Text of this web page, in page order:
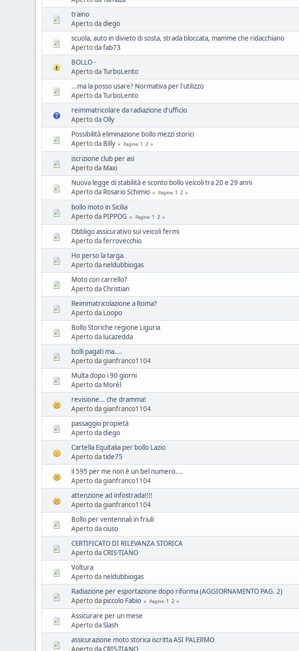
traino
Aperto dadiego
scuola, auto in divieto di sosta, strada bloccata, mamme che ridacchiano
Aperto dafab73
BOLLO -
Aperto daTurboLento
...ma la posso usare? Normativa per l'utilizzo
Aperto daTurboLento
reimmatricolare da radiazione d'ufficio
Aperto daOlly
Possibilità eliminazione bollo mezzi storici
Aperto da Billy Pagine 1 2
iscrizione club per asi
Aperto da Maxi
Nuova legge di stabilità e sconto bollo veicoli tra 20 e 29 anni
Aperto da Rosario Schimio Pagine 1 2
bollo moto in Sicilia
Aperto da PIPPOG Pagine 1 2
Obbligo assicurativo sui veicoli fermi
Aperto daferrovecchio
Ho perso la targa.
Aperto da neldubbiogas
Moto con carrello?
Aperto daChristian
Reimmatricolazione a Roma?
Aperto da Loopo
Bollo Storiche regione Liguria
Aperto da lucazedda
bolli pagati ma....
Aperto da gianfranco1104
Multa dopo i 90 giorni
Aperto da Morèl
revisione... che dramma!
Aperto da gianfranco1104
passaggio propietà
Aperto dadiego
Cartella Equitalia per bollo Lazio
Aperto datide75
il 595 per me non è un bel numero....
Aperto da gianfranco1104
attenzione ad infostrada!!!!
Aperto da gianfranco1104
Bollo per ventennali in friuli
Aperto daciuso
CERTIFICATO DI RILEVANZA STORICA
Aperto daCRIS-TIANO
Voltura
Aperto da neldubbiogas
Radiazione per esportazione dopo riforma (AGGIORNAMENTO PAG. 2)
Aperto da piccolo Fabio Pagine 1 2
Assicurare per un mese
Aperto daSlash
assicurazione moto storica iscritta ASI PALERMO
Aperto daCRIS-TIANO